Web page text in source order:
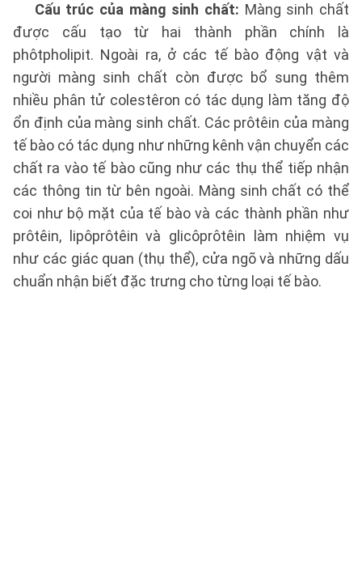
Cấu trúc của màng sinh chất: Màng sinh chất
được cấu tạo từ hai thành phần chính là
phôtpholipit. Ngoài ra, ở các tế bào động vật và
người màng sinh chất còn được bổ sung thêm
nhiều phân tử colestêron có tác dụng làm tăng độ
ổn định của màng sinh chất. Các prôtêin của màng
tế bào có tác dụng như những kênh vận chuyển các
chất ra vào tế bào cũng như các thụ thể tiếp nhận
các thông tin từ bên ngoài. Màng sinh chất có thể
coi như bộ mặt của tế bào và các thành phần như
prôtêin, lipôprôtêin và glicôprôtêin làm nhiệm vụ
như các giác quan (thụ thể), cửa ngõ và những dấu
chuẩn nhận biết đặc trưng cho từng loại tế bào.